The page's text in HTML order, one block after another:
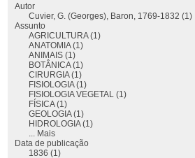
Autor
Cuvier, G. (Georges), Baron, 1769-1832 (1)
Assunto
AGRICULTURA (1)
ANATOMIA (1)
ANIMAIS (1)
BOTÂNICA (1)
CIRURGIA (1)
FISIOLOGIA (1)
FISIOLOGIA VEGETAL (1)
FÍSICA (1)
GEOLOGIA (1)
HIDROLOGIA (1)
... Mais
Data de publicação
1836 (1)